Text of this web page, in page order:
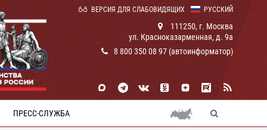
РУССКИЙ
ВЕРСИЯ ДЛЯ СЛАБОВИДЯЩИХ
111250, г. Москва
ул. Красноказарменная, д. 9а
8 800 350 08 97 (автоинформатор)
ПРЕСС-СЛУЖБА